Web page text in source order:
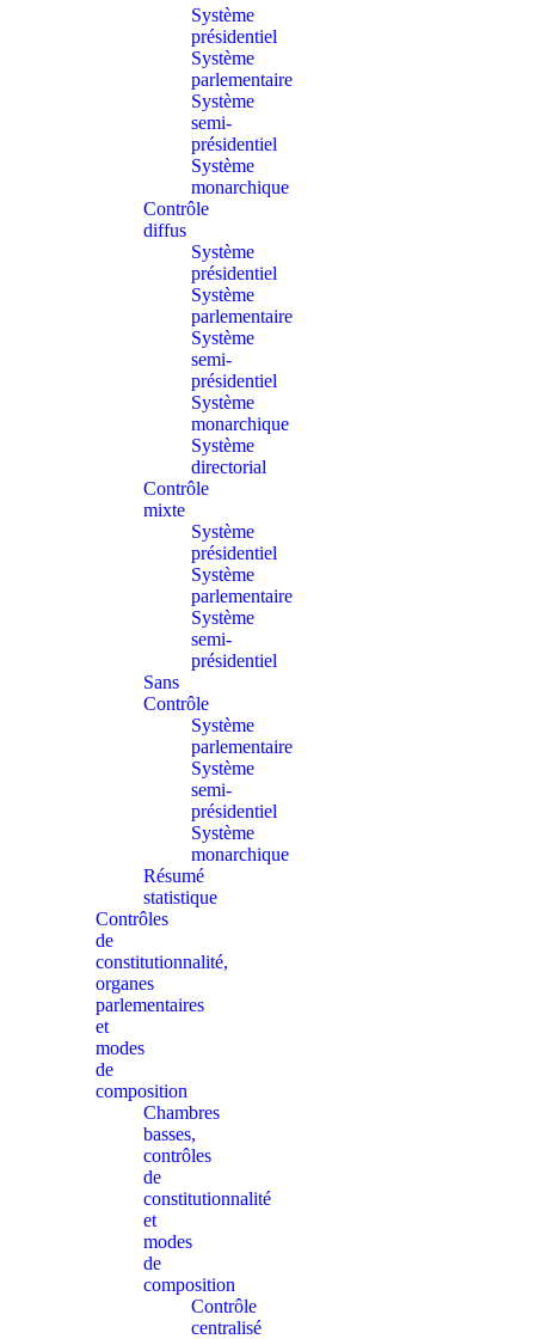
Système
présidentiel
Système
parlementaire
Système
semi-
présidentiel
Système
monarchique
Contrôle
diffus
Système
présidentiel
Système
parlementaire
Système
semi-
présidentiel
Système
monarchique
Système
directorial
Contrôle
mixte
Système
présidentiel
Système
parlementaire
Système
semi-
présidentiel
Sans
Contrôle
Système
parlementaire
Système
semi-
présidentiel
Système
monarchique
Résumé
statistique
Contrôles
de
constitutionnalité,
organes
parlementaires
et
modes
de
composition
Chambres
basses,
contrôles
de
constitutionnalité
et
modes
de
composition
Contrôle
centralisé